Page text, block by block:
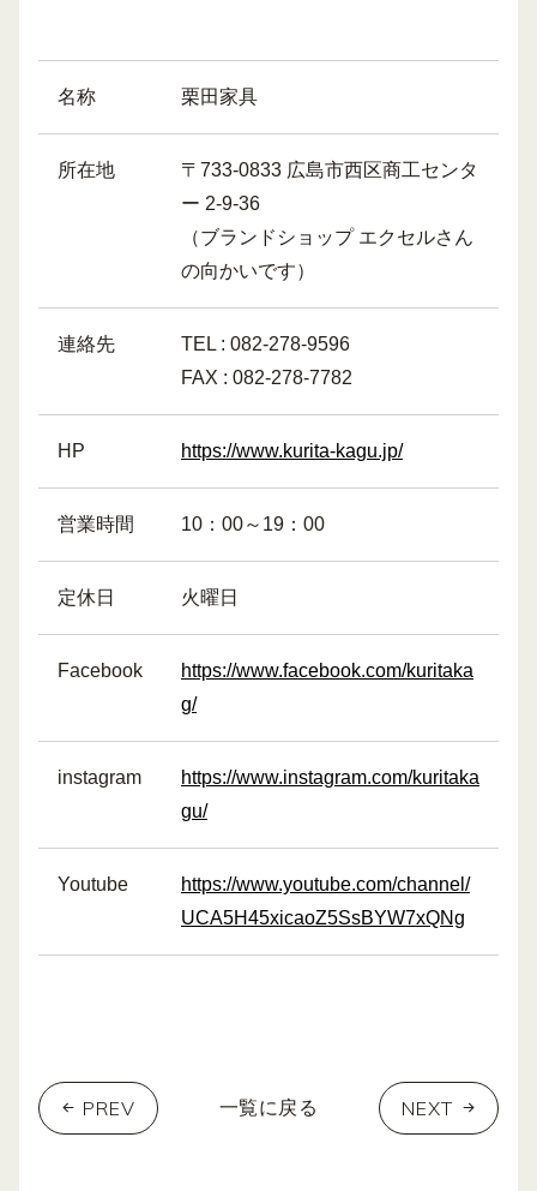
名称 栗田家具
所在地
〒733-0833 広島市西区商工センタ
ー 2-9-36
（ブランドショップ エクセルさん
の向かいです）
連絡先
TEL : 082-278-9596
FAX : 082-278-7782
HP https://www.kurita-kagu.jp/
営業時間 10：00～19：00
定休日 火曜日
Facebook
https://www.facebook.com/kuritaka
g/
instagram
https://www.instagram.com/kuritaka
gu/
Youtube
https://www.youtube.com/channel/
UCA5H45xicaoZ5SsBYW7xQNg
PREV 一覧に戻る NEXT